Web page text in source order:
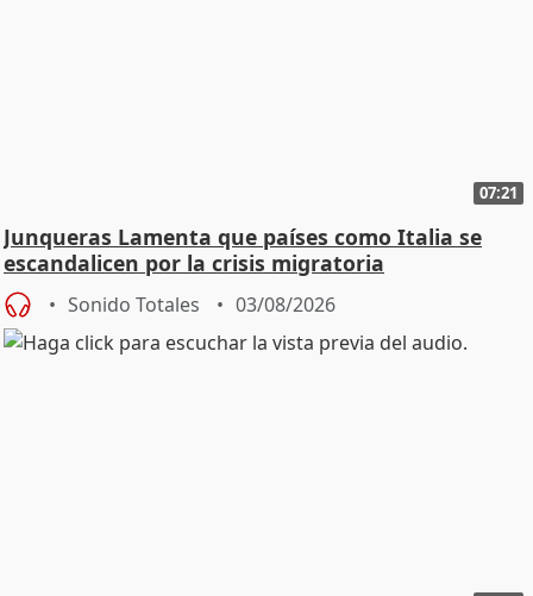
07:21
Junqueras Lamenta que países como Italia se
escandalicen por la crisis migratoria
Sonido Totales 03/08/2026